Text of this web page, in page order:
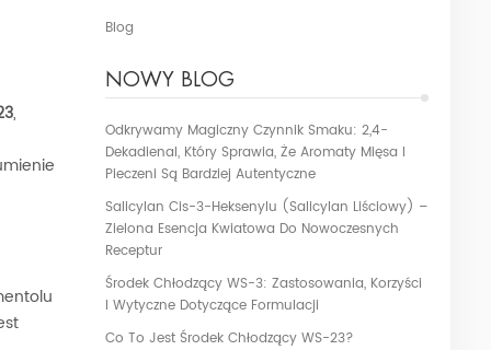
Blog
NOWY BLOG
Odkrywamy Magiczny Czynnik Smaku: 2,4-
Dekadienal, Który Sprawia, Że Aromaty Mięsa I
Pieczeni Są Bardziej Autentyczne
Salicylan Cis-3-Heksenylu (salicylan Liściowy) –
Zielona Esencja Kwiatowa Do Nowoczesnych
Receptur
Środek Chłodzący WS-3: Zastosowania, Korzyści
I Wytyczne Dotyczące Formulacji
Co To Jest Środek Chłodzący WS-23?
,